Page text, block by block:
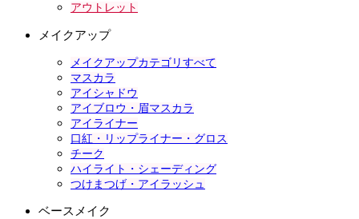
アウトレット
メイクアップ
メイクアップカテゴリすべて
マスカラ
アイシャドウ
アイブロウ・眉マスカラ
アイライナー
口紅・リップライナー・グロス
チーク
ハイライト・シェーディング
つけまつげ・アイラッシュ
ベースメイク